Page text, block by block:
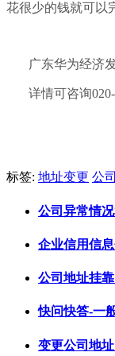
花很少的钱就可以
广东华为经济
详情可咨询
标签: 地址变更 公
公司异常情
企业信用信
公司地址挂
快问快答-一
变更公司地